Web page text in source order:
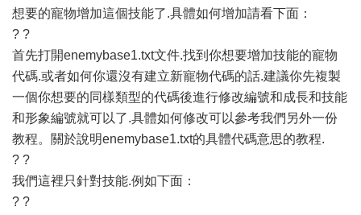
想要的寵物增加這個技能了.具體如何增加請看下面：
? ?
首先打開enemybase1.txt文件.找到你想要增加技能的寵物
代碼.或者如何你還沒有建立新寵物代碼的話.建議你先複製
一個你想要的同樣類型的代碼後進行修改編號和成長和技能
和形象編號就可以了.具體如何修改可以參考我們另外一份
教程。關於說明enemybase1.txt的具體代碼意思的教程.
? ?
我們這裡只針對技能.例如下面：
? ?